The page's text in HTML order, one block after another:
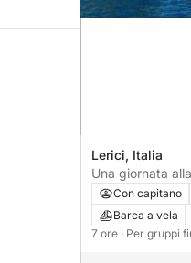
Lerici, Italia
Una giornata
relax sulle rive
Con capitano
Barca a vela
7 ore · Per gruppi